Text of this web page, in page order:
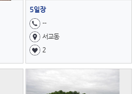
5일장
--
서교동
2